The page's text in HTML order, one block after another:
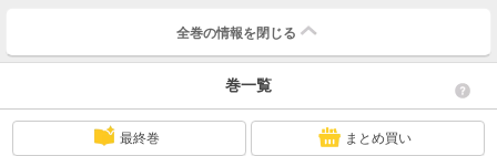
全巻の情報を 閉じる
巻一覧
最終巻 まとめ買い